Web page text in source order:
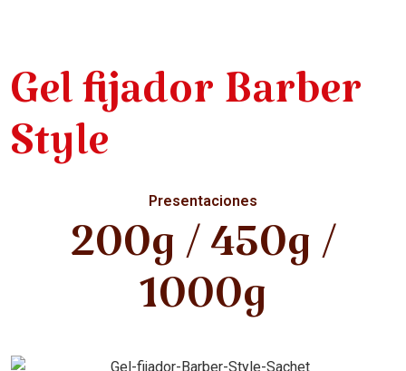
Gel fijador Barber
Style
Presentaciones
200g / 450g /
1000g